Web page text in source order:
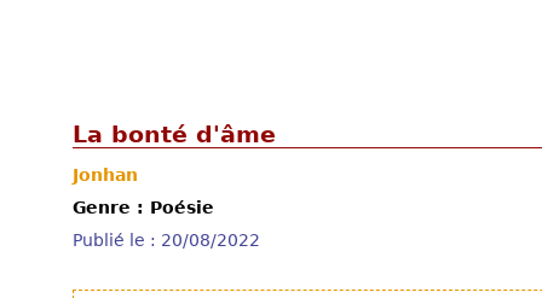
La bonté d'âme
Jonhan
Genre : Poésie
Publié le : 20/08/2022